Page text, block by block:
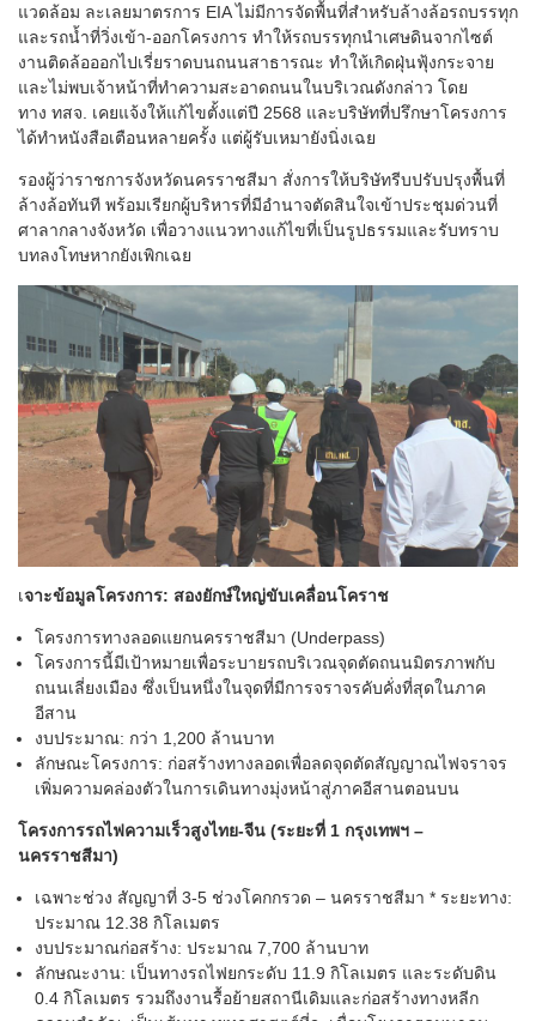
แวดล้อม ละเลยมาตรการ EIA ไม่มีการจัดพื้นที่สำหรับล้างล้อรถบรรทุก
และรถน้ำที่วิ่งเข้า-ออกโครงการ ทำให้รถบรรทุกนำเศษดินจากไซต์
งานติดล้อออกไปเรี่ยราดบนถนนสาธารณะ ทำให้เกิดฝุ่นฟุ้งกระจาย
และไม่พบเจ้าหน้าที่ทำความสะอาดถนนในบริเวณดังกล่าว โดย
ทาง ทสจ. เคยแจ้งให้แก้ไขตั้งแต่ปี 2568 และบริษัทที่ปรึกษาโครงการ
ได้ทำหนังสือเตือนหลายครั้ง แต่ผู้รับเหมายังนิ่งเฉย
รองผู้ว่าราชการจังหวัดนครราชสีมา สั่งการให้บริษัทรีบปรับปรุงพื้นที่
ล้างล้อทันที พร้อมเรียกผู้บริหารที่มีอำนาจตัดสินใจเข้าประชุมด่วนที่
ศาลากลางจังหวัด เพื่อวางแนวทางแก้ไขที่เป็นรูปธรรมและรับทราบ
บทลงโทษหากยังเพิกเฉย
เจาะข้อมูลโครงการ: สองยักษ์ใหญ่ขับเคลื่อนโคราช
โครงการทางลอดแยกนครราชสีมา (Underpass)
โครงการนี้มีเป้าหมายเพื่อระบายรถบริเวณจุดตัดถนนมิตรภาพกับ
ถนนเลี่ยงเมือง ซึ่งเป็นหนึ่งในจุดที่มีการจราจรคับคั่งที่สุดในภาค
อีสาน
งบประมาณ: กว่า 1,200 ล้านบาท
ลักษณะโครงการ: ก่อสร้างทางลอดเพื่อลดจุดตัดสัญญาณไฟจราจร
เพิ่มความคล่องตัวในการเดินทางมุ่งหน้าสู่ภาคอีสานตอนบน
โครงการรถไฟความเร็วสูงไทย-จีน (ระยะที่ 1 กรุงเทพฯ –
นครราชสีมา)
เฉพาะช่วง สัญญาที่ 3-5 ช่วงโคกกรวด – นครราชสีมา * ระยะทาง:
ประมาณ 12.38 กิโลเมตร
งบประมาณก่อสร้าง: ประมาณ 7,700 ล้านบาท
ลักษณะงาน: เป็นทางรถไฟยกระดับ 11.9 กิโลเมตร และระดับดิน
0.4 กิโลเมตร รวมถึงงานรื้อย้ายสถานีเดิมและก่อสร้างทางหลีก